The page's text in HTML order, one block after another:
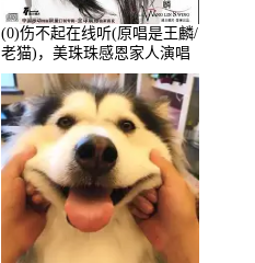
(0)伤不起在线听(原唱是王麟/
老猫)，美珠珠感恩家人演唱
点播:80218次